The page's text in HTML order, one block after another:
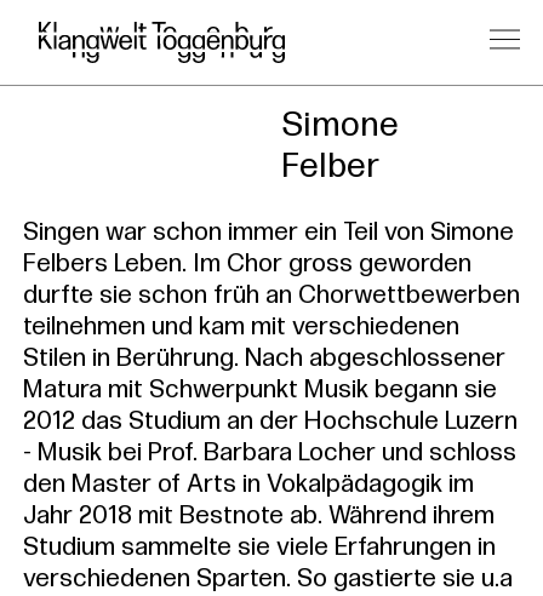
Simone
Felber
Singen war schon immer ein Teil von Simone
Felbers Leben. Im Chor gross geworden
durfte sie schon früh an Chorwettbewerben
teilnehmen und kam mit verschiedenen
Stilen in Berührung. Nach abgeschlossener
Matura mit Schwerpunkt Musik begann sie
2012 das Studium an der Hochschule Luzern
- Musik bei Prof. Barbara Locher und schloss
den Master of Arts in Vokalpädagogik im
Jahr 2018 mit Bestnote ab. Während ihrem
Studium sammelte sie viele Erfahrungen in
verschiedenen Sparten. So gastierte sie u.a